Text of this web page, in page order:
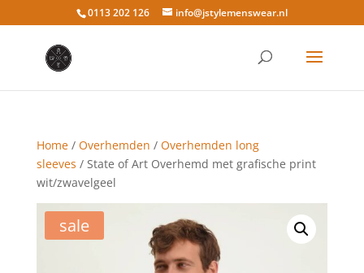
0113 202 126 info@jstylemenswear.nl
Home/ Overhemden / Overhemden long
sleeves / State of Art Overhemd met grafische print
wit/zwavelgeel
sale